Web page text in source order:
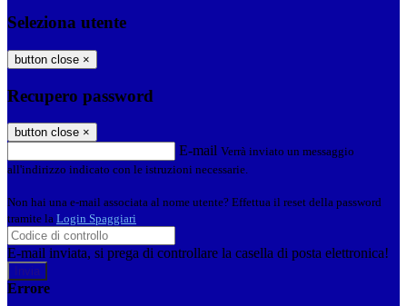
Seleziona utente
button close ×
Recupero password
button close ×
E-mail Verrà inviato un messaggio
all'indirizzo indicato con le istruzioni necessarie.
Non hai una e-mail associata al nome utente? Effettua il reset della password
tramite la Login Spaggiari
E-mail inviata, si prega di controllare la casella di posta elettronica!
Errore